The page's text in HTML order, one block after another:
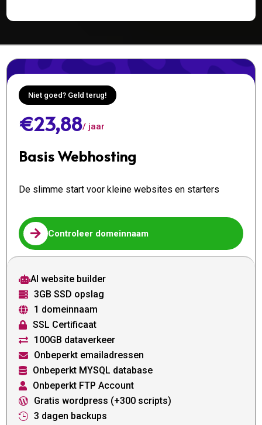
Niet goed? Geld terug!
€23,88/ jaar
Basis Webhosting
De slimme start voor kleine websites en starters
 Controleer domeinnaam
AI website builder
 3GB SSD opslag
 1 domeinnaam
 SSL Certificaat
 100GB dataverkeer
 Onbeperkt emailadressen
 Onbeperkt MYSQL database
 Onbeperkt FTP Account
 Gratis wordpress (+300 scripts)
 3 dagen backups